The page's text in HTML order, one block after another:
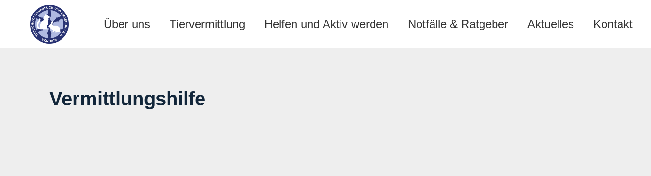
Über uns Tiervermittlung Helfen und Aktiv werden Notfälle & Ratgeber Aktuelles Kontakt
Vermittlungshilfe